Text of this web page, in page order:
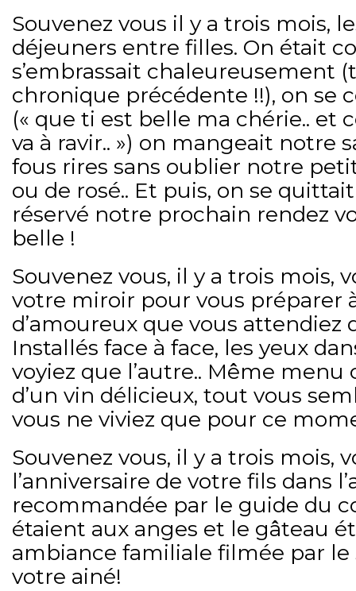
Souvenez vous il y a trois mois,
déjeuners entre filles. On était
s’embrassait chaleureusement
chronique précédente !!), on se
(« que ti est belle ma chérie.. et
va à ravir.. ») on mangeait notre
fous rires sans oublier notre
ou de rosé.. Et puis, on se
réservé notre prochain rendez
belle !
Souvenez vous, il y a trois mois,
votre miroir pour vous préparer
d’amoureux que vous
Installés face à face, les yeux
voyiez que l’autre.. Même
d’un vin délicieux, tout vous
vous ne viviez que pour ce
Souvenez vous, il y a trois mois,
l’anniversaire de votre fils dans
recommandée par le guide du
étaient aux anges et le gâteau
ambiance familiale filmée par
votre ainé!